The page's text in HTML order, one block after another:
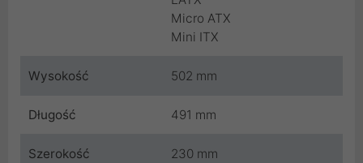
Micro ATX
Mini ITX
Wysokość 502 mm
Długość 491 mm
Szerokość 230 mm